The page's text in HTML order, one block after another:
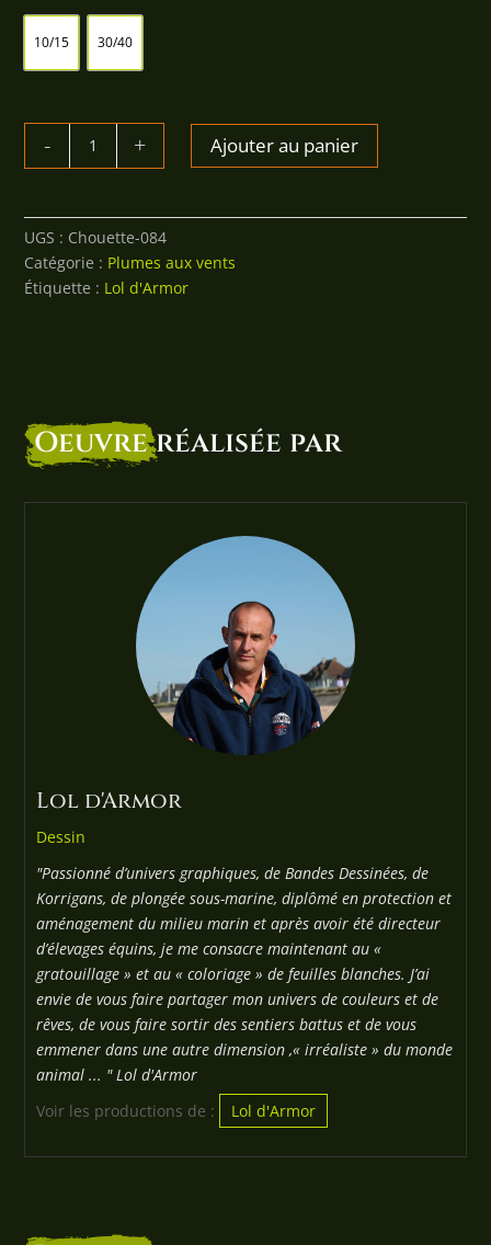
10/15 30/40
QUANTITÉ
COLORÉE
Ajouter au panier
UGS : Chouette-084
Catégorie : Plumes aux vents
Étiquette : Lol d'Armor
Oeuvreréalisée par
Lol d'Armor
Dessin
"Passionné d’univers graphiques, de Bandes Dessinées, de
Korrigans, de plongée sous-marine, diplômé en protection et
aménagement du milieu marin et après avoir été directeur
d’élevages équins, je me consacre maintenant au «
gratouillage » et au « coloriage » de feuilles blanches. J’ai
envie de vous faire partager mon univers de couleurs et de
rêves, de vous faire sortir des sentiers battus et de vous
emmener dans une autre dimension ,« irréaliste » du monde
animal ... " Lol d'Armor
Voir les productions de :
Lol d'Armor